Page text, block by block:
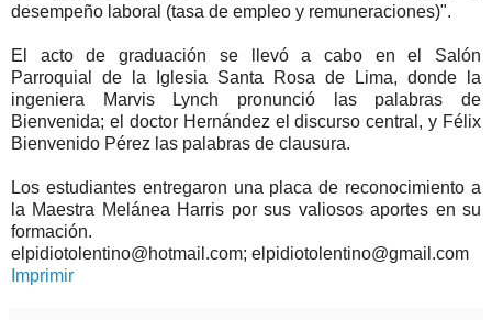
desempeño laboral (tasa de empleo y remuneraciones)".
El acto de graduación se llevó a cabo en el Salón
Parroquial de la Iglesia Santa Rosa de Lima, donde la
ingeniera Marvis Lynch pronunció las palabras de
Bienvenida; el doctor Hernández el discurso central, y Félix
Bienvenido Pérez las palabras de clausura.
Los estudiantes entregaron una placa de reconocimiento a
la Maestra Melánea Harris por sus valiosos aportes en su
formación.
elpidiotolentino@hotmail.com; elpidiotolentino@gmail.com
Imprimir